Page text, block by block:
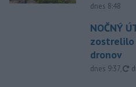
dnes 8:48
NOČNÝ
zostrelilo
dronov
dnes 9:37,